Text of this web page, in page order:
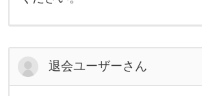
？
ス
夏
の
と
退会ユーザーさん